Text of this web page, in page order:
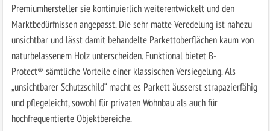
Premiumhersteller sie kontinuierlich weiterentwickelt und den
Marktbedürfnissen angepasst. Die sehr matte Veredelung ist nahezu
unsichtbar und lässt damit behandelte Parkettoberflächen kaum von
naturbelassenem Holz unterscheiden. Funktional bietet B-
Protect® sämtliche Vorteile einer klassischen Versiegelung. Als
„unsichtbarer Schutzschild“ macht es Parkett äusserst strapazierfähig
und pflegeleicht, sowohl für privaten Wohnbau als auch für
hochfrequentierte Objektbereiche.